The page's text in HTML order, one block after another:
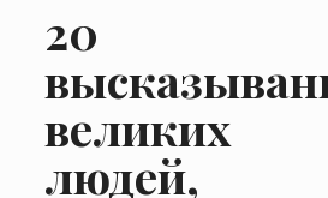
20
великих
людей,